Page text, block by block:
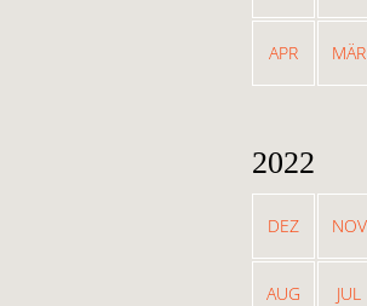
APR MÄR
2022
DEZ NOV
AUG JUL